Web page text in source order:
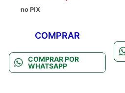
no PIX
COMPRAR
COMPRAR POR
WHATSAPP